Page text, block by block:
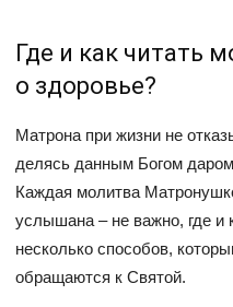
Где и как читать
о здоровье?
Матрона при жизни не
делясь данным Богом
Каждая молитва
услышана – не важно, где и
несколько способов,
обращаются к Святой.